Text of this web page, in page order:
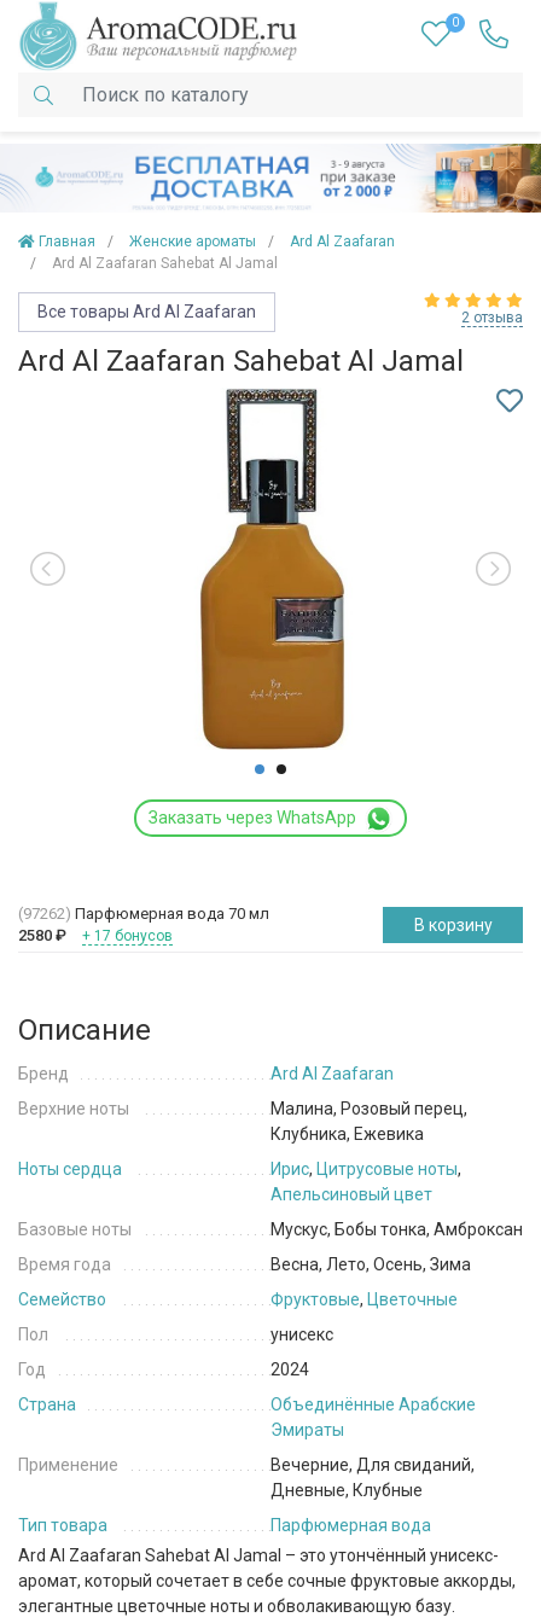
0
Главная Женские ароматы
Ard Al Zaafaran
Ard Al Zaafaran Sahebat Al Jamal
Все товары Ard Al Zaafaran 2 отзыва
Ard Al Zaafaran Sahebat Al Jamal
Заказать через WhatsApp
(97262) Парфюмерная вода 70 мл
2580 ₽ + 17 бонусов
В корзину
Описание
Бренд
Ard Al Zaafaran
Верхние ноты
Малина, Розовый перец,
Клубника, Ежевика
Ноты сердца
Ирис, Цитрусовые ноты,
Апельсиновый цвет
Базовые ноты
Мускус, Бобы тонка, Амброксан
Время года
Весна, Лето, Осень, Зима
Семейство
Фруктовые, Цветочные
Пол
унисекс
Год
2024
Страна
Объединённые Арабские
Эмираты
Применение
Вечерние, Для свиданий,
Дневные, Клубные
Тип товара
Парфюмерная вода
Ard Al Zaafaran Sahebat Al Jamal – это утончённый унисекс-
аромат, который сочетает в себе сочные фруктовые аккорды,
элегантные цветочные ноты и обволакивающую базу.